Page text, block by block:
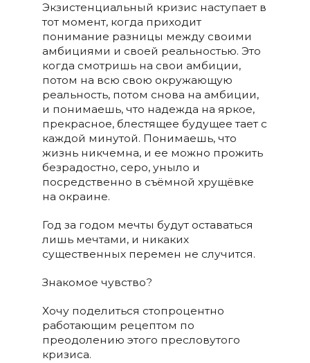
Экзистенциальный кризис наступает в
тот момент, когда приходит
понимание разницы между своими
амбициями и своей реальностью. Это
когда смотришь на свои амбиции,
потом на всю свою окружающую
реальность, потом снова на амбиции,
и понимаешь, что надежда на яркое,
прекрасное, блестящее будущее тает с
каждой минутой. Понимаешь, что
жизнь никчемна, и ее можно прожить
безрадостно, серо, уныло и
посредственно в съёмной хрущёвке
на окраине.
Год за годом мечты будут оставаться
лишь мечтами, и никаких
существенных перемен не случится.
Знакомое чувство?
Хочу поделиться стопроцентно
работающим рецептом по
преодолению этого пресловутого
кризиса.